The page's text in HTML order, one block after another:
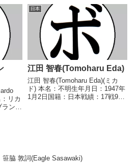
不
人
トル】なし 【戦歴】
1990/12/01 ●4R判定 (採点不
明) 吉田 健(東海...
リカ
ンド
日本
江田 智春(Tomoharu Eda)
江田 智春(Tomoharu Eda)(ミカ
ド) 本名：不明生年月日：1947年
1月2日国籍：日本戦績：17戦9勝
笹脇 敦詞(Eagle Sasawaki)